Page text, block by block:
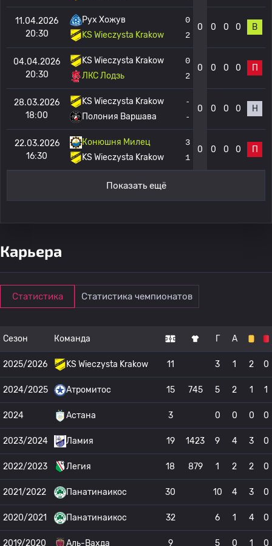
11.04.2026
20:30
Рух Хожув
KS Wieczysta Krakow
0
2
0 0 0 0 В
04.04.2026
20:30
KS Wieczysta Krakow
ЛКС Лодзь
0
2
0 0 0 0 П
28.03.2026
18:00
KS Wieczysta Krakow
Полония Варшава
-
-
0 0 0 0 Н
22.03.2026
16:30
Конюшня Милец
KS Wieczysta Krakow
3
1
0 0 0 0 П
Показать ещё
Карьера
Статистика Статистика чемпионатов
Сезон Команда Г А
2025/2026 KS Wieczysta Krakow 11 3 1 2 0
2024/2025 Атромитос 15 745 5 2 1 1
2024 Астана 3 0 0 0 0
2023/2024 Ламия 19 1423 9 4 3 0
2022/2023 Легия 18 879 1 2 2 0
2021/2022 Панатинаикос 30 10 4 3 0
2020/2021 Панатинаикос 32 6 1 4 0
2019/2020 Аль-Вахда 9 5 0 1 0